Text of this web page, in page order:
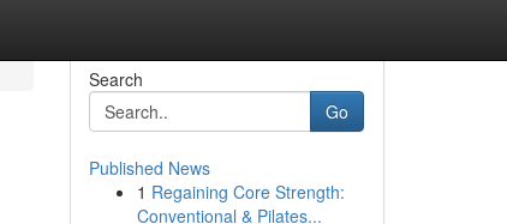
Search
Go
Published News
1 Regaining Core Strength:
Conventional & Pilates...